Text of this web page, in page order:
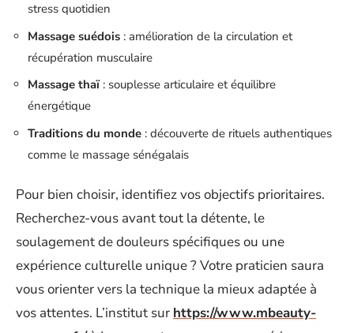
stress quotidien
Massage suédois : amélioration de la circulation et
récupération musculaire
Massage thaï: souplesse articulaire et équilibre
énergétique
Traditions du monde : découverte de rituels authentiques
comme le massage sénégalais
Pour bien choisir, identifiez vos objectifs prioritaires.
Recherchez-vous avant tout la détente, le
soulagement de douleurs spécifiques ou une
expérience culturelle unique ? Votre praticien saura
vous orienter vers la technique la mieux adaptée à
vos attentes. L’institut sur https://www.mbeauty-